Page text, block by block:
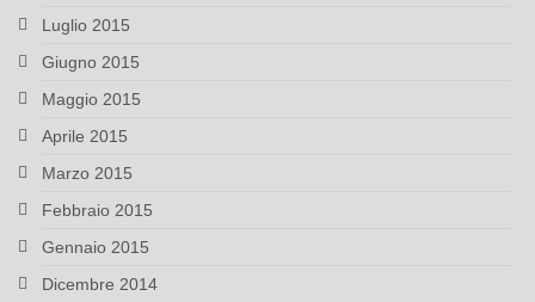
Luglio 2015
Giugno 2015
Maggio 2015
Aprile 2015
Marzo 2015
Febbraio 2015
Gennaio 2015
Dicembre 2014